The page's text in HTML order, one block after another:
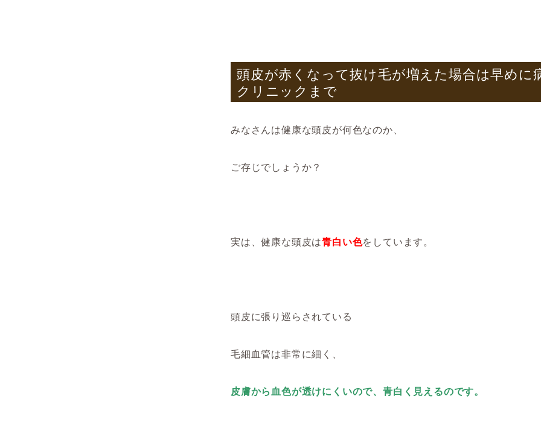
頭皮が赤くなって抜け毛が増えた場合は早めに
クリニックまで
みなさんは健康な頭皮が何色なのか、
ご存じでしょうか？
実は、健康な頭皮は青白い色をしています。
頭皮に張り巡らされている
毛細血管は非常に細く、
皮膚から血色が透けにくいので、青白く見えるのです。